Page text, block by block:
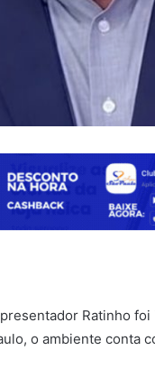
Ratinho
o ambiente conta